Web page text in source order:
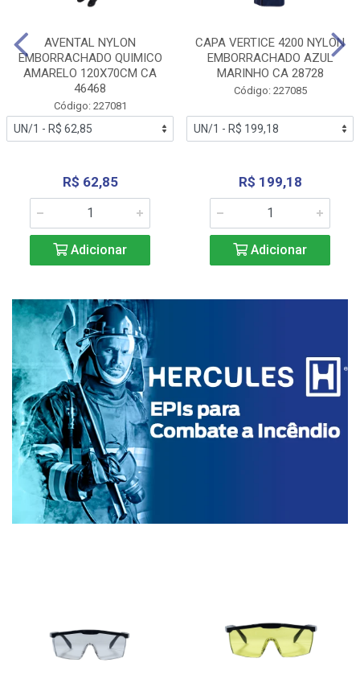
AVENTAL NYLON
EMBORRACHADO QUIMICO
AMARELO 120X70CM CA
46468
Código: 227081
R$ 62,85
Adicionar
CAPA VERTICE 4200 NYLON
EMBORRACHADO AZUL
MARINHO CA 28728
Código: 227085
R$ 199,18
Adicionar